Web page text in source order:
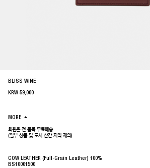
BLISS WINE
KRW 59,000
MORE
회원은 전 품목 무료배송
(일부 상품 및 도서 산간 지역 제외)
COW LEATHER (Full-Grain Leather) 100%
BS10001500